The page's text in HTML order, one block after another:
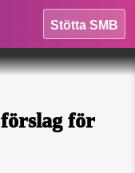
Stötta SMB
för
A. Frevert från Pixabay